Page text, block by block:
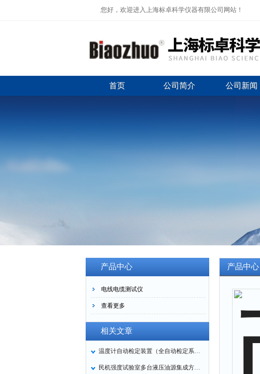
您好，欢迎进入上海标卓科学仪器有限公司网站！
首页 公司简介 公司新闻
产品中心
电线电缆测试仪
查看更多
相关文章
温度计自动检定装置（全自动检定系统）
民机强度试验室多台液压油源集成方案设计
产品中心